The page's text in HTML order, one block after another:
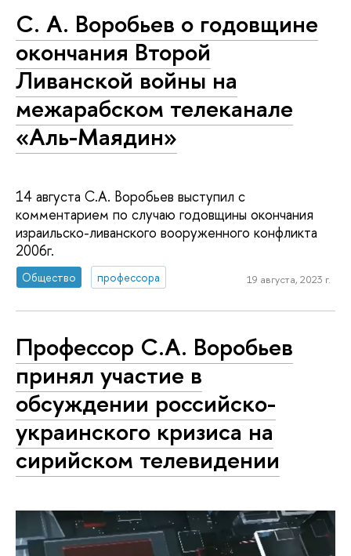
С. А. Воробьев о годовщине
окончания Второй
Ливанской войны на
межарабском телеканале
«Аль-Маядин»
14 августа С.А. Воробьев выступил с
комментарием по случаю годовщины окончания
израильско-ливанского вооруженного конфликта
2006г.
Общество профессора 19 августа, 2023 г.
Профессор С.А. Воробьев
принял участие в
обсуждении российско-
украинского кризиса на
сирийском телевидении